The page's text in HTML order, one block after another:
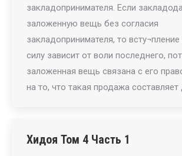
закладопринимателя. Если
заложенную вещь без согласия
закладопринимателя, то
силу зависит от воли последнего,
заложенная вещь связана с его
на то, что такая продажа составляет
Хидоя Том 4 Часть 1